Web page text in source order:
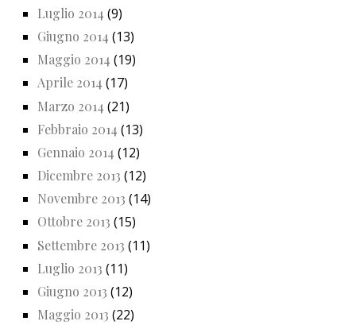
Luglio 2014 (9)
Giugno 2014 (13)
Maggio 2014 (19)
Aprile 2014 (17)
Marzo 2014 (21)
Febbraio 2014 (13)
Gennaio 2014 (12)
Dicembre 2013 (12)
Novembre 2013 (14)
Ottobre 2013 (15)
Settembre 2013 (11)
Luglio 2013 (11)
Giugno 2013 (12)
Maggio 2013 (22)